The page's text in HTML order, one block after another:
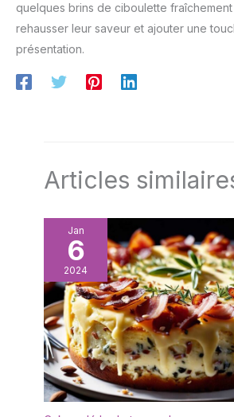
quelques brins de ciboulette
rehausser leur saveur et ajouter une
présentation.
Articles
Jan
6
2024